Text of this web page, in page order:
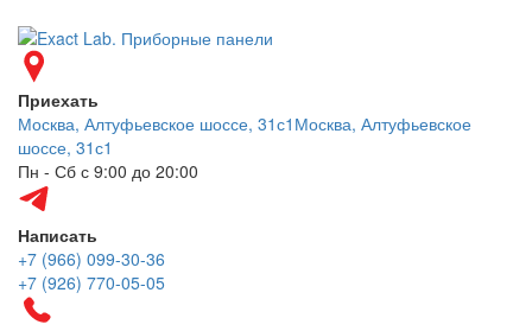
Приехать
Москва, Алтуфьевское шоссе, 31с1 Москва, Алтуфьевское
шоссе, 31с1
Пн - Сб с 9:00 до 20:00
Написать
+7 (966) 099-30-36
+7 (926) 770-05-05